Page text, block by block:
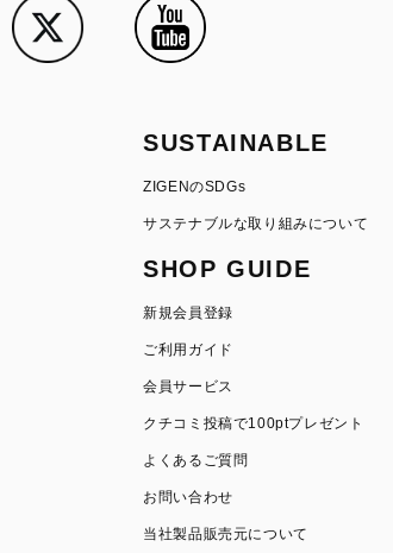
SUSTAINABLE
ZIGENのSDGs
サステナブルな取り組みについて
SHOP GUIDE
新規会員登録
ご利用ガイド
会員サービス
クチコミ投稿で100ptプレゼント
よくあるご質問
お問い合わせ
当社製品販売元について